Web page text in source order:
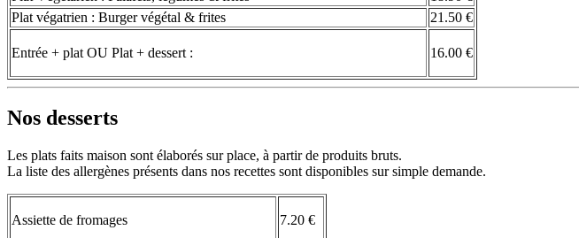
Plat végatrien : Burger végétal & frites
21.50 €
Entrée + plat OU Plat + dessert : 16.00 €
Nos desserts
Les plats faits maison sont élaborés sur place, à partir de produits bruts.
La liste des allergènes présents dans nos recettes sont disponibles sur simple demande.
Assiette de fromages 7.20 €